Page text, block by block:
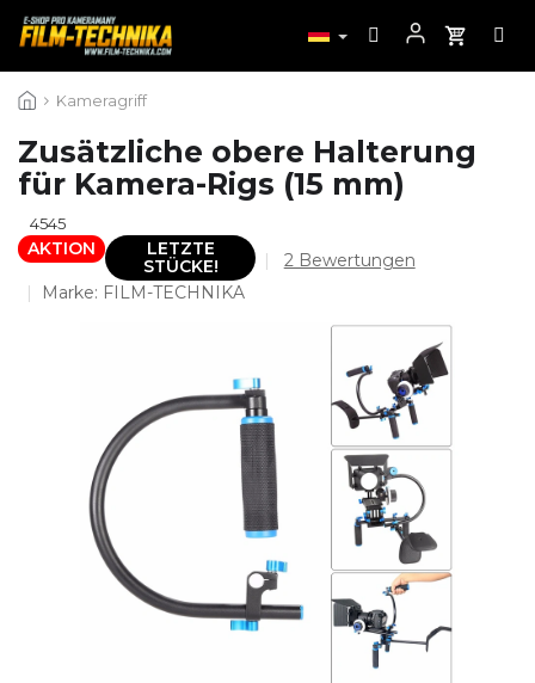
Inhalt Kameragriff
Zusätzliche obere Halterung
für Kamera-Rigs (15 mm)
4545
AKTION
LETZTE
STÜCKE!
Die
Sternen.
2 Bewertungen
Marke: FILM-TECHNIKA